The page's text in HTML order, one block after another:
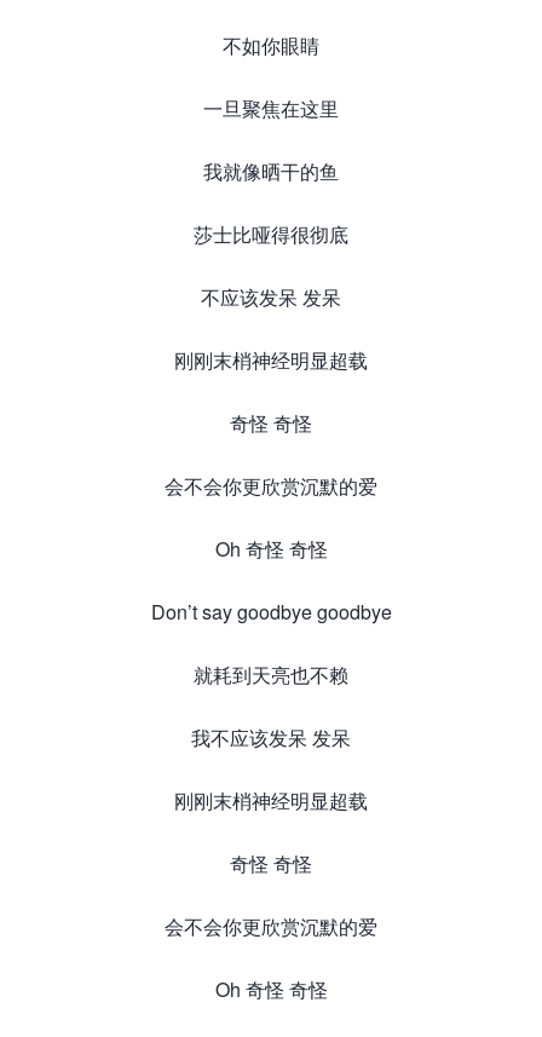
不如你眼睛
一旦聚焦在这里
我就像晒干的鱼
莎士比哑得很彻底
不应该发呆 发呆
刚刚末梢神经明显超载
奇怪 奇怪
会不会你更欣赏沉默的爱
Oh 奇怪 奇怪
Don’t say goodbye goodbye
就耗到天亮也不赖
我不应该发呆 发呆
刚刚末梢神经明显超载
奇怪 奇怪
会不会你更欣赏沉默的爱
Oh 奇怪 奇怪